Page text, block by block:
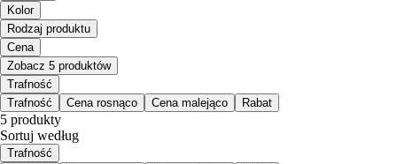
Kolor
Rodzaj produktu
Cena
Zobacz 5 produktów
Trafność
Trafność
Cena rosnąco Cena malejąco Rabat
5 produkty
Sortuj według
Trafność